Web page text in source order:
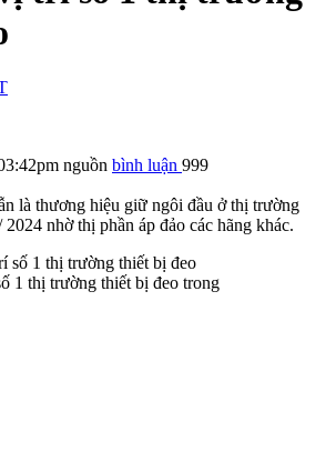
nguồn bình luận 999
là thương hiệu giữ ngôi đầu ở thị trường
nhờ thị phần áp đảo các hãng khác.
1 thị trường thiết bị đeo trong